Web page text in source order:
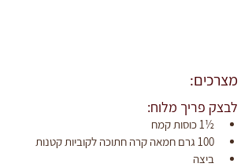
מצרכים:
לבצק פריך מלוח:
½1 כוסות קמח
100 גרם חמאה קרה חתוכה לקוביות קטנות
ביצה